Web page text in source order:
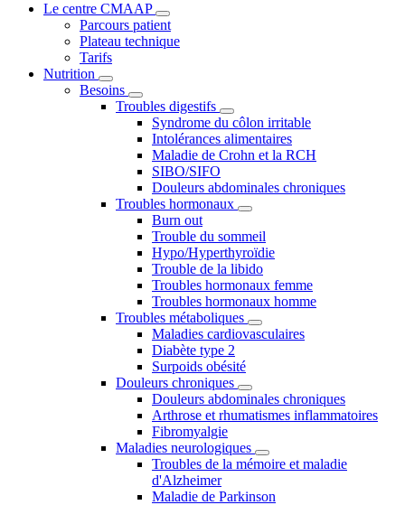
Le centre CMAAP
Parcours patient
Plateau technique
Tarifs
Nutrition
Besoins
Troubles digestifs
Syndrome du côlon irritable
Intolérances alimentaires
Maladie de Crohn et la RCH
SIBO/SIFO
Douleurs abdominales chroniques
Troubles hormonaux
Burn out
Trouble du sommeil
Hypo/Hyperthyroïdie
Trouble de la libido
Troubles hormonaux femme
Troubles hormonaux homme
Troubles métaboliques
Maladies cardiovasculaires
Diabète type 2
Surpoids obésité
Douleurs chroniques
Douleurs abdominales chroniques
Arthrose et rhumatismes inflammatoires
Fibromyalgie
Maladies neurologiques
Troubles de la mémoire et maladie
d'Alzheimer
Maladie de Parkinson